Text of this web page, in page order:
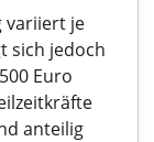
variiert je
sich jedoch
Euro
anteilig